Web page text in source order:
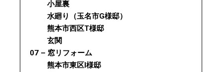
小屋裏
水廻り（玉名市G様邸）
熊本市西区T様邸
玄関
07 – 窓リフォーム
熊本市東区I様邸